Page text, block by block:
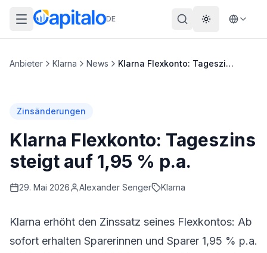
DE Theme
Anbieter Klarna News Klarna Flexkonto: Tageszins steigt auf 1,95 % p.a.
Zinsänderungen
Klarna Flexkonto: Tageszins
steigt auf 1,95 % p.a.
29. Mai 2026 Alexander Senger Klarna
Klarna erhöht den Zinssatz seines Flexkontos: Ab
sofort erhalten Sparerinnen und Sparer 1,95 % p.a.